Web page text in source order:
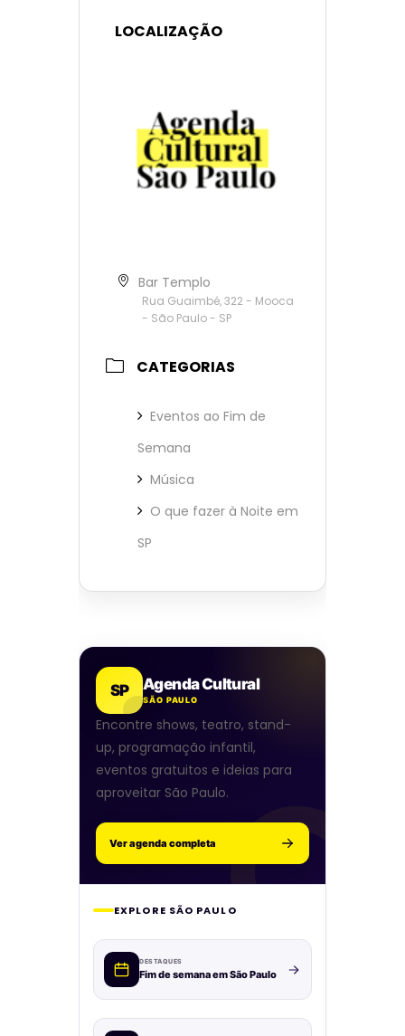
LOCALIZAÇÃO
Bar Templo
Rua Guaimbé, 322 - Mooca
- São Paulo - SP
CATEGORIAS
Eventos ao Fim de
Semana
Música
O que fazer à Noite em
SP
SP Agenda Cultural
SÃO PAULO
Encontre shows, teatro, stand-
up, programação infantil,
eventos gratuitos e ideias para
aproveitar São Paulo.
Ver agenda completa
EXPLORE SÃO PAULO
DESTAQUES
Fim de semana em São Paulo